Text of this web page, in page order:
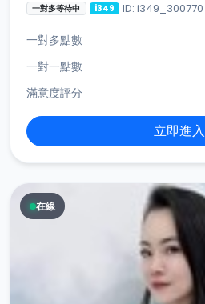
一對多等待中 i349 ID: i349_300770
一對多點數
一對一點數
滿意度評分
立即進入
在線